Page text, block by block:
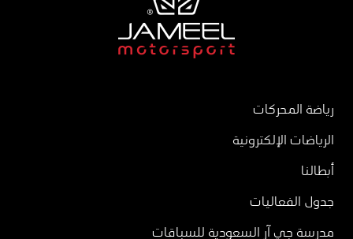
رياضة المحركات
الرياضات الإلكترونية
أبطالنا
جدول الفعاليات
مدرسة جي آر السعودية للسباقات